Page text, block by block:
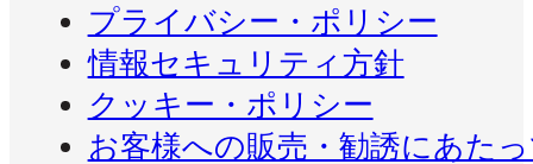
プライバシー・ポリシー
情報セキュリティ方針
クッキー・ポリシー
お客様への販売・勧誘にあた